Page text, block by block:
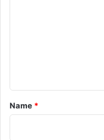
*
Name *